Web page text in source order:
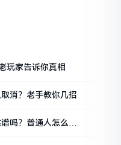
玩家告诉你真相
消？老手教你几招
吗？普通人怎么避